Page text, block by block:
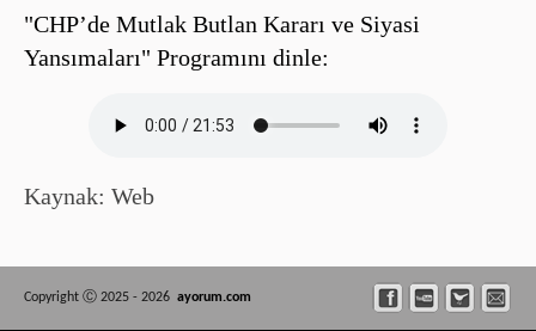
"CHP’de Mutlak Butlan Kararı ve Siyasi
Yansımaları" Programını dinle:
Kaynak: Web
Copyright Ⓒ 2025 - 2026 ayorum.com